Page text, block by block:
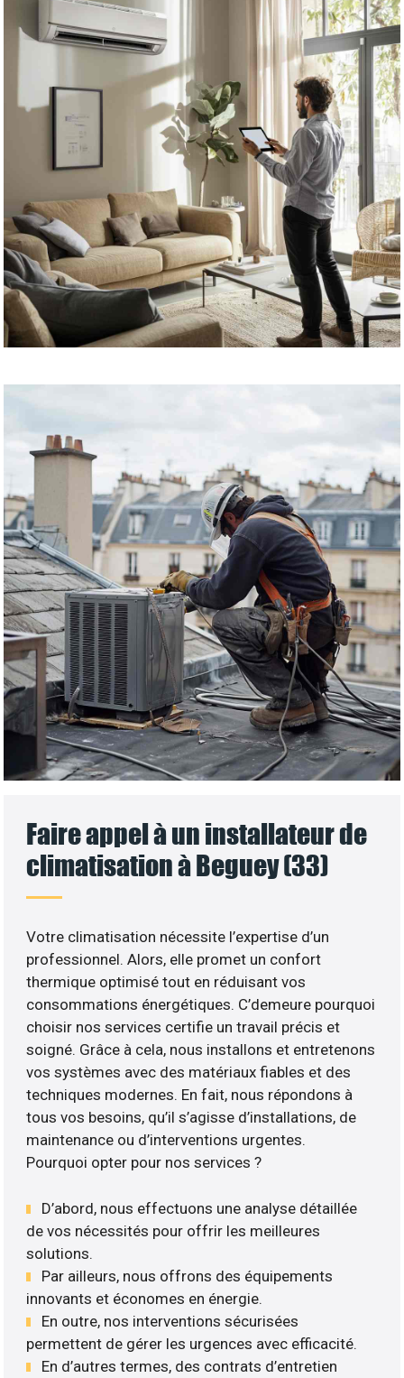
Faire appel à un installateur de
climatisation à Beguey (33)
Votre climatisation nécessite l’expertise d’un
professionnel. Alors, elle promet un confort
thermique optimisé tout en réduisant vos
consommations énergétiques. C’demeure pourquoi
choisir nos services certifie un travail précis et
soigné. Grâce à cela, nous installons et entretenons
vos systèmes avec des matériaux fiables et des
techniques modernes. En fait, nous répondons à
tous vos besoins, qu’il s’agisse d’installations, de
maintenance ou d’interventions urgentes.
Pourquoi opter pour nos services ?
D’abord, nous effectuons une analyse détaillée
de vos nécessités pour offrir les meilleures
solutions.
Par ailleurs, nous offrons des équipements
innovants et économes en énergie.
En outre, nos interventions sécurisées
permettent de gérer les urgences avec efficacité.
En d’autres termes, des contrats d’entretien